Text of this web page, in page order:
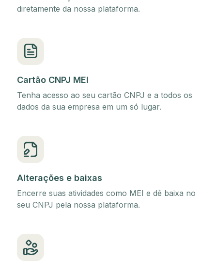
diretamente da nossa plataforma.
Cartão CNPJ MEI
Tenha acesso ao seu cartão CNPJ e a todos os
dados da sua empresa em um só lugar.
Alterações e baixas
Encerre suas atividades como MEI e dê baixa no
seu CNPJ pela nossa plataforma.